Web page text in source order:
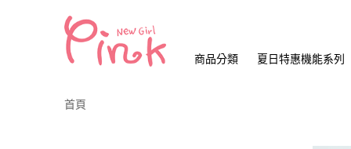
商品分類 夏日特惠機能系列
首頁